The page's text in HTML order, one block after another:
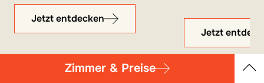
Zimmer & Preise
Jetzt entdecken
Jetzt